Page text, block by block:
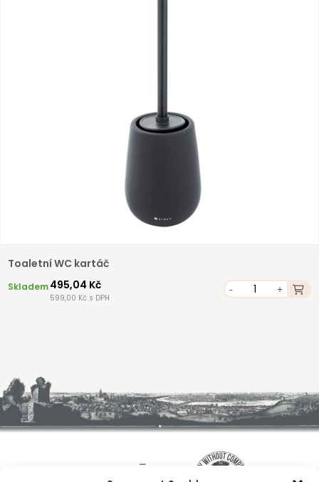
Toaletní WC kartáč
Skladem495,04 Kč
599,00 Kč s DPH
- +